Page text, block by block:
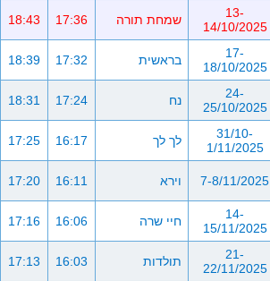
13-
14/10/2025
שמחת תורה 17:36
18:43
17-
18/10/2025
בראשית 17:32
18:39
24-
25/10/2025
נח 17:24
18:31
31/10-
1/11/2025
לך לך 16:17
17:25
7-8/11/2025 וירא 16:11
17:20
14-
15/11/2025
חיי שרה 16:06
17:16
21-
22/11/2025
תולדות 16:03
17:13